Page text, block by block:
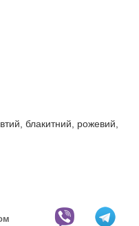
блакитний, рожевий,